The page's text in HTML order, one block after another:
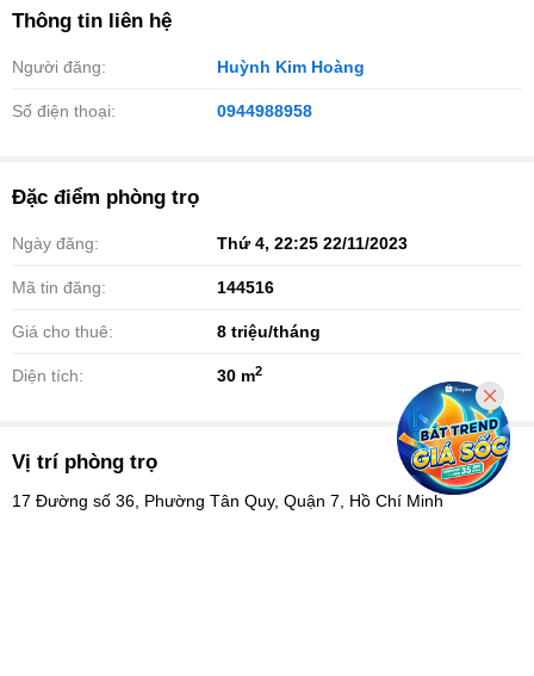
Thông tin liên hệ
Người đăng: Huỳnh Kim Hoàng
Số điện thoại: 0944988958
Đặc điểm phòng trọ
Ngày đăng: Thứ 4, 22:25 22/11/2023
Mã tin đăng: 144516
Giá cho thuê: 8 triệu/tháng
Diện tích: 30 m2
Vị trí phòng trọ
17 Đường số 36, Phường Tân Quy, Quận 7, Hồ Chí Minh